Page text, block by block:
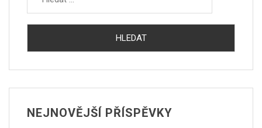
NEJNOVĚJŠÍ PŘÍSPĚVKY